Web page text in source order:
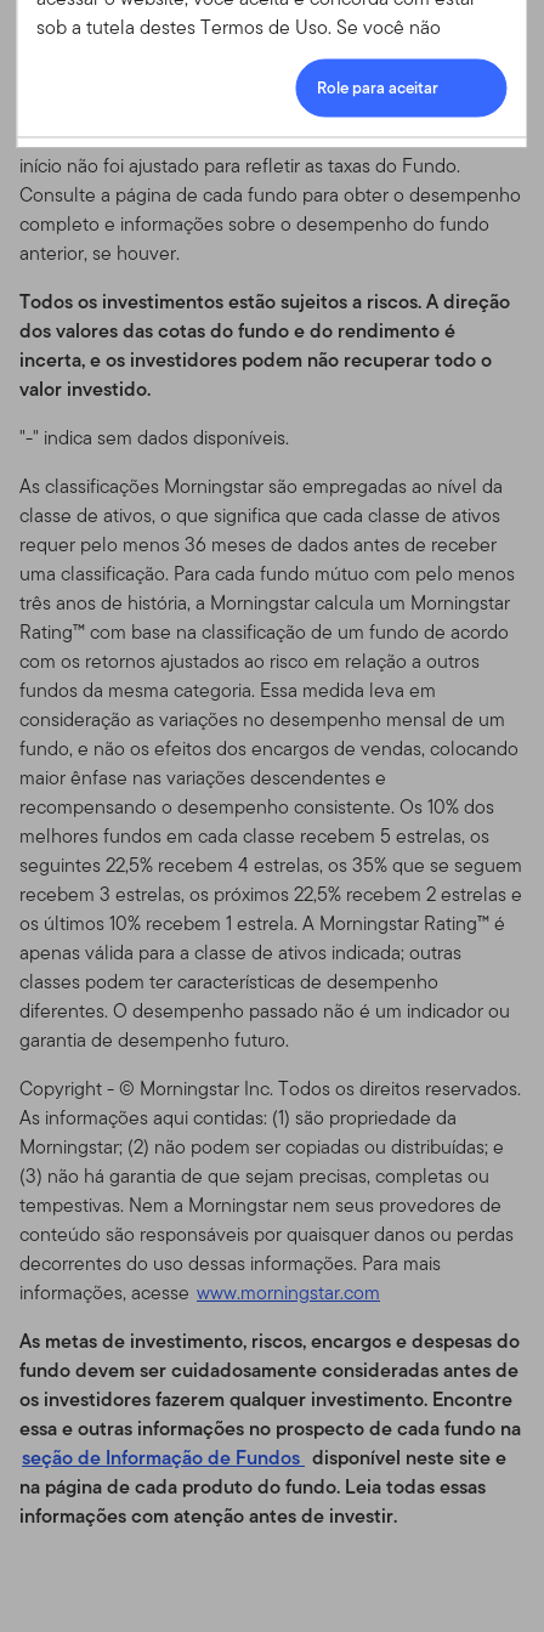
8:30 às 17:00 (EST)
800-239-3894 (ligação gratuita nos EUA)
888-485-5448 (ligação gratuita no Canadá)
727-299-5042 (Internacional)
E-mail
service.USIntl.franklintempleton@fisglobal.com
um fundo anterior com um objetivo e política de
foram transferidos para o Fundo no início. Os dados de
desempenho devem ser usados apenas para fins
ilustrativos, uma vez que o desempenho antes da data de
início não foi ajustado para refletir as taxas do Fundo.
Consulte a página de cada fundo para obter o desempenho
completo e informações sobre o desempenho do fundo
anterior, se houver.
Todos os investimentos estão sujeitos a riscos. A direção
dos valores das cotas do fundo e do rendimento é
incerta, e os investidores podem não recuperar todo o
valor investido.
"-" indica sem dados disponíveis.
As classificações Morningstar são empregadas ao nível da
classe de ativos, o que significa que cada classe de ativos
requer pelo menos 36 meses de dados antes de receber
uma classificação. Para cada fundo mútuo com pelo menos
três anos de história, a Morningstar calcula um Morningstar
Rating™ com base na classificação de um fundo de acordo
com os retornos ajustados ao risco em relação a outros
fundos da mesma categoria. Essa medida leva em
consideração as variações no desempenho mensal de um
fundo, e não os efeitos dos encargos de vendas, colocando
maior ênfase nas variações descendentes e
recompensando o desempenho consistente. Os 10% dos
melhores fundos em cada classe recebem 5 estrelas, os
seguintes 22,5% recebem 4 estrelas, os 35% que se seguem
recebem 3 estrelas, os próximos 22,5% recebem 2 estrelas e
os últimos 10% recebem 1 estrela. A Morningstar Rating™ é
apenas válida para a classe de ativos indicada; outras
classes podem ter características de desempenho
diferentes. O desempenho passado não é um indicador ou
garantia de desempenho futuro.
Copyright - © Morningstar Inc. Todos os direitos reservados.
As informações aqui contidas: (1) são propriedade da
Morningstar; (2) não podem ser copiadas ou distribuídas; e
(3) não há garantia de que sejam precisas, completas ou
tempestivas. Nem a Morningstar nem seus provedores de
conteúdo são responsáveis por quaisquer danos ou perdas
decorrentes do uso dessas informações. Para mais
informações, acesse www.morningstar.com
As metas de investimento, riscos, encargos e despesas do
fundo devem ser cuidadosamente consideradas antes de
os investidores fazerem qualquer investimento. Encontre
essa e outras informações no prospecto de cada fundo na
seção de Informação de Fundos disponível neste site e
na página de cada produto do fundo. Leia todas essas
informações com atenção antes de investir.
sob a tutela destes Termos de Uso. Se você não
concordar com os Termos de Uso, você não tem
permissão para acessar ou utilizar este website.
Aceitação dos Termos de
Uso e suas Atualizações
Esse Contrato de Termos de Uso ("Termos de Uso")
atesta os termos e condições sob os quais você pode
www.templetonoffshore.com e todos os produtos,
serviços, conteúdo, ferramentas e informações
disponíveis através do website (referidos coletivamente
como "Site" ou "Conteúdo do Site").
termos de uso cuidadosamente.
concordou em estar legalmente vinculado a estes
Termos de Uso.
Estes Termos de Uso funcionam como adição a
quaisquer outros acordos entre você e nós, incluindo
qualquer termo ou acordo de cliente ou de sua conta,
bem como quaisquer outros termos que regulem o seu
uso dos produtos, serviços, informação e conteúdo da
Franklin Templeton ou de qualquer outros terceiros
(companhias não afiliadas a nós) que estejam
disponíveis nesse Site. O seu uso desse Site é
governado pela versão dos Termos de Uso válidos na
data do acesso ao Site feito por você. Nós nos
reservamos o direito de mudar os Termos de Uso do
Site a qualquer momento, sem aviso prévio. A data da
emenda/alteração estará exibida no Índice de
Conteúdo. Se você usar o Site depois dos Termos de
Uso acrescentados serem postados, estará pressuposto
que concordou com os Termos de Uso, conforme
corrigido.
Responsabilidade do Site
Esse Site é provido como um serviço, e para fins
exclusivamente de informação, pela Templeton Global
Advisors Distributors, Ltd. ("TGAL" ou "Nós") – não é
mantido pelos Fundos da Franklin. A Franklin
Resources, Inc. [NYSE: BEN] é uma organização de
investimento global que opera como Franklin
Templeton Investments. Através de várias entidades da
Franklin Templeton, a Franklin Templeton Investments
provê investimento nos Estados Unidos e globalmente
a acionistas, bem como serviços do tipo Franklin,
Templeton and Franklin Mutual Series Funds e contas
institucionais, bem como contas de serviço de
gerenciamento separadas.
Informações para certos
Role para aceitar